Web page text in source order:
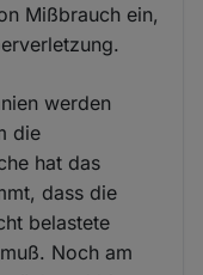
Mißbrauch ein,
werden
die
hat das
dass die
belastete
Noch am